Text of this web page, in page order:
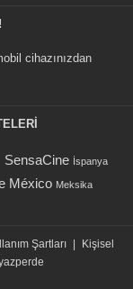
cihazınızdan
SensaCine İspanya
México Meksika
Şartları
Kişisel